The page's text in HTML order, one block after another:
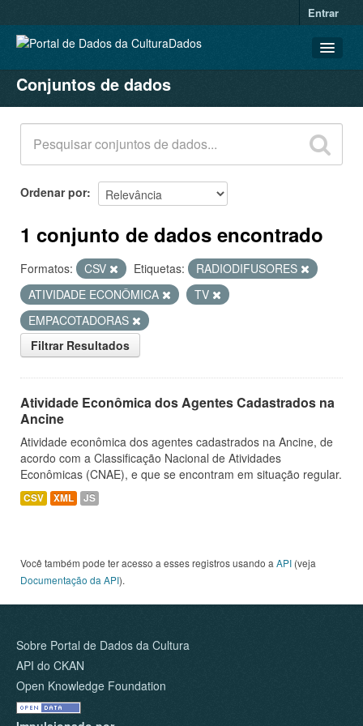
Entrar
CONJUNTOS DE DADOS
ORGANIZAÇÕES
GRUPOS
SOBRE
Conjuntos de dados
Ordenar por
1 conjunto de dados encontrado
Formatos: CSV Etiquetas:
RADIODIFUSORES
ATIVIDADE ECONÔMICA
TV
EMPACOTADORAS
Filtrar Resultados
Atividade Econômica dos Agentes Cadastrados na
Ancine
Atividade econômica dos agentes cadastrados na Ancine, de
acordo com a Classificação Nacional de Atividades
Econômicas (CNAE), e que se encontram em situação regular.
CSV XML JS
Você também pode ter acesso a esses registros usando a API (veja
Documentação da API).
Sobre Portal de Dados da Cultura
API do CKAN
Open Knowledge Foundation